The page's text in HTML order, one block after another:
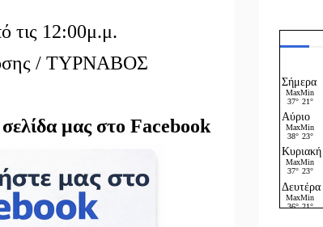
τις 12:00μ.μ.
/ ΤΥΡΝΑΒΟΣ
μας στο Facebook